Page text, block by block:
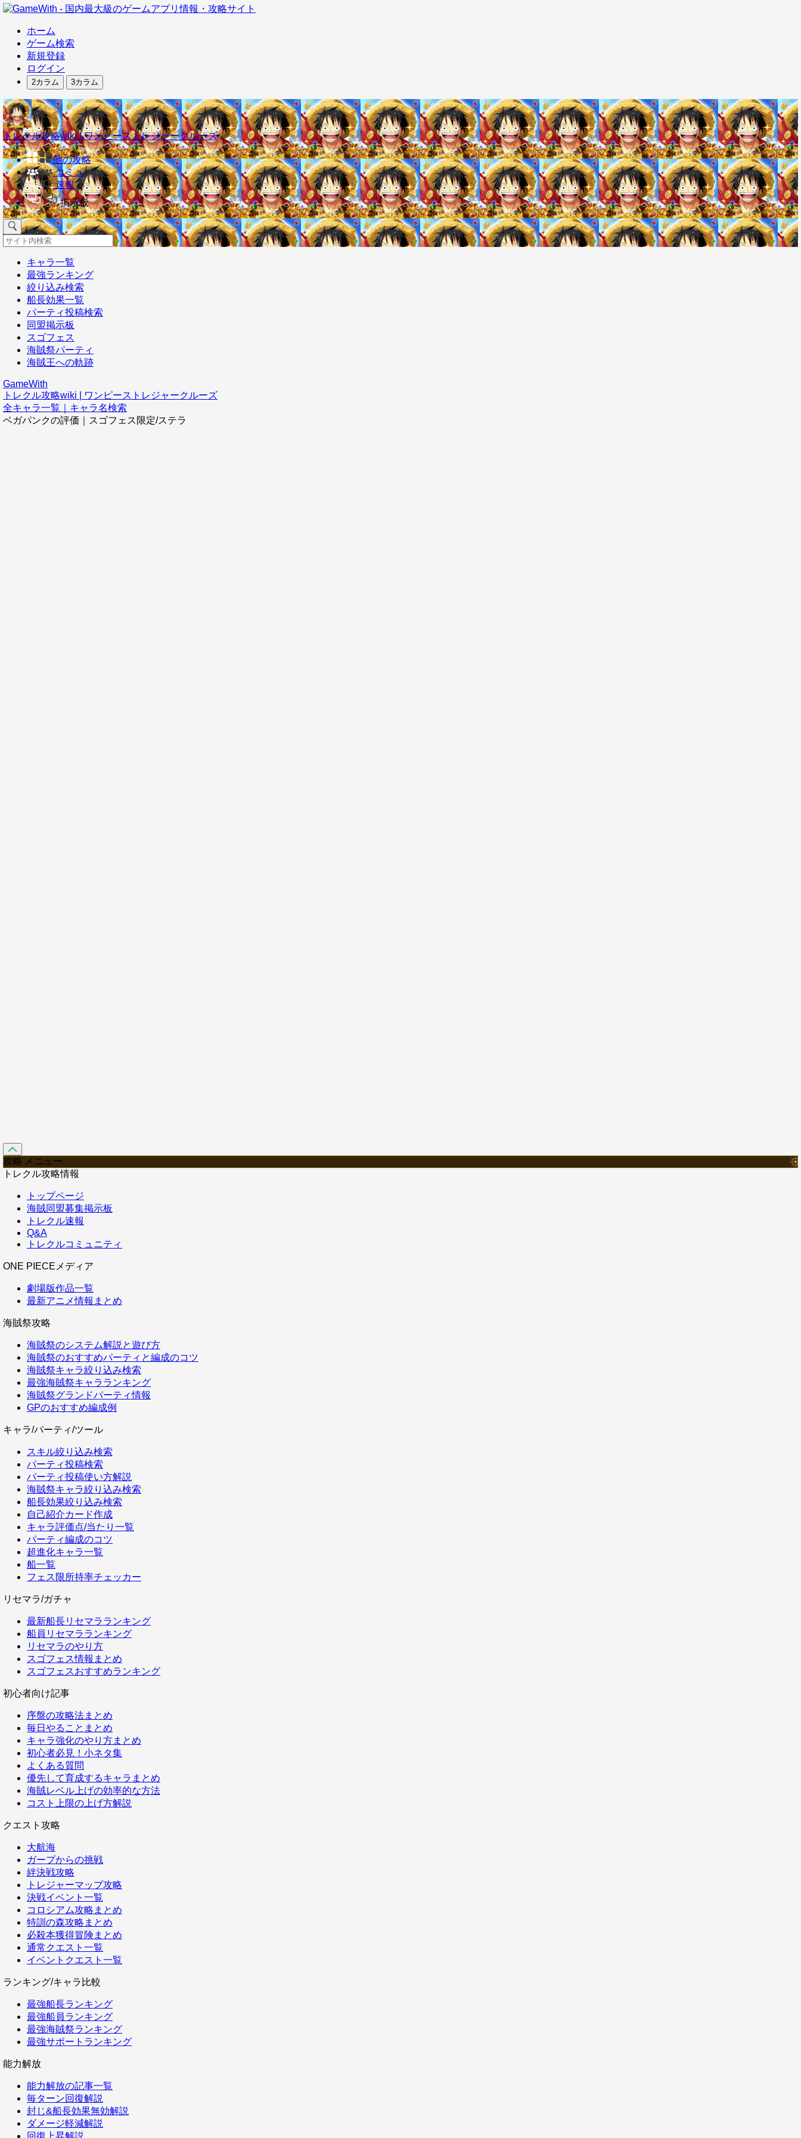
ホーム
ゲーム検索
新規登録
ログイン
2カラム 3カラム
トレクル攻略wiki | ワンピーストレジャークルーズ
他の攻略
コミュ
速報
掲示板
キャラ一覧
最強ランキング
絞り込み検索
船長効果一覧
パーティ投稿検索
同盟掲示板
スゴフェス
海賊祭パーティ
海賊王への軌跡
GameWith
トレクル攻略wiki | ワンピーストレジャークルーズ
全キャラ一覧｜キャラ名検索
ベガパンクの評価｜スゴフェス限定/ステラ
攻略 メニュー
トレクル攻略情報
トップページ
海賊同盟募集掲示板
トレクル速報
Q&A
トレクルコミュニティ
ONE PIECEメディア
劇場版作品一覧
最新アニメ情報まとめ
海賊祭攻略
海賊祭のシステム解説と遊び方
海賊祭のおすすめパーティと編成のコツ
海賊祭キャラ絞り込み検索
最強海賊祭キャラランキング
海賊祭グランドパーティ情報
GPのおすすめ編成例
キャラ/パーティ/ツール
スキル絞り込み検索
パーティ投稿検索
パーティ投稿使い方解説
海賊祭キャラ絞り込み検索
船長効果絞り込み検索
自己紹介カード作成
キャラ評価点/当たり一覧
パーティ編成のコツ
超進化キャラ一覧
船一覧
フェス限所持率チェッカー
リセマラ/ガチャ
最新船長リセマラランキング
船員リセマラランキング
リセマラのやり方
スゴフェス情報まとめ
スゴフェスおすすめランキング
初心者向け記事
序盤の攻略法まとめ
毎日やることまとめ
キャラ強化のやり方まとめ
初心者必見！小ネタ集
よくある質問
優先して育成するキャラまとめ
海賊レベル上げの効率的な方法
コスト上限の上げ方解説
クエスト攻略
大航海
ガープからの挑戦
絆決戦攻略
トレジャーマップ攻略
決戦イベント一覧
コロシアム攻略まとめ
特訓の森攻略まとめ
必殺本獲得冒険まとめ
通常クエスト一覧
イベントクエスト一覧
ランキング/キャラ比較
最強船長ランキング
最強船員ランキング
最強海賊祭ランキング
最強サポートランキング
能力解放
能力解放の記事一覧
毎ターン回復解説
封じ&船長効果無効解説
ダメージ軽減解説
回復上昇解説